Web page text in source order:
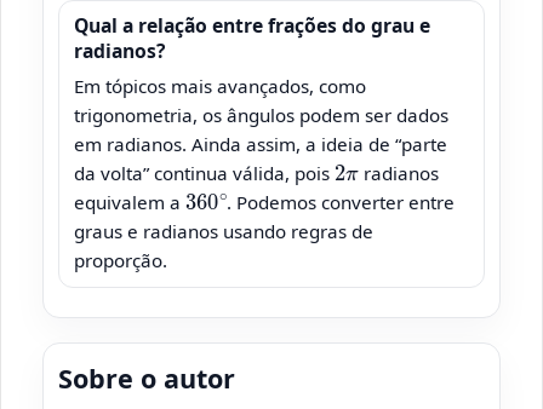
Qual a relação entre frações do grau e
radianos?
Em tópicos mais avançados, como
trigonometria, os ângulos podem ser dados
em radianos. Ainda assim, a ideia de “parte
da volta” continua válida, pois
2π
radianos
equivalem a
360∘
. Podemos converter entre
graus e radianos usando regras de
proporção.
Sobre o autor